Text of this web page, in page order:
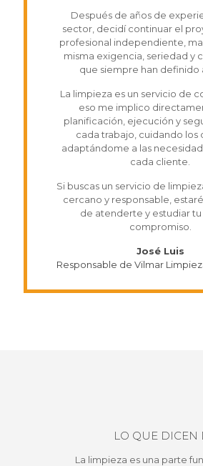
Después de años de
sector, decidí continuar el
profesional independiente,
misma exigencia, seriedad y
que siempre han definido
La limpieza es un servicio de
eso me implico
planificación, ejecución y
cada trabajo, cuidando los
adaptándome a las
cada cliente.
Si buscas un servicio de
cercano y responsable,
de atenderte y estudiar tu
compromiso.
José Luis
Responsable de Vilmar
LO QUE DICEN
La limpieza es una parte